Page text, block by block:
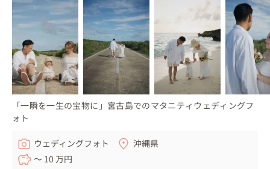
「一瞬を一生の宝物に」宮古島でのマタニティウェディングフ
ォト
ウェディングフォト
沖縄県
〜 10 万円